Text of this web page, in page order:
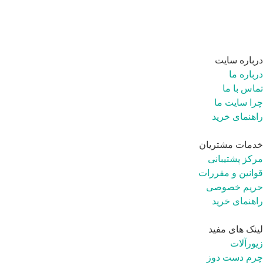
سایت
ما
با ما
سایت ما
خرید
مشتریان
پشتیبانی
و مقررات
خصوصی
خرید
های مفید
دست دوز